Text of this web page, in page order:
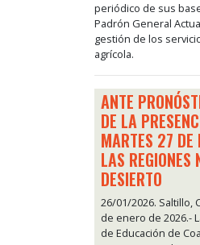
periódico de sus
Padrón General
gestión de los
agrícola.
ANTE
DE LA
MARTES 27 DE
LAS REGIONES
DESIERTO
26/01/2026. Saltillo,
de enero de 2026.-
de Educación de